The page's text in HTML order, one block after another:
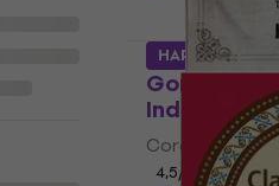
Gorstrings
Individuali
Corde
4,5/5
HAPPY HOUR